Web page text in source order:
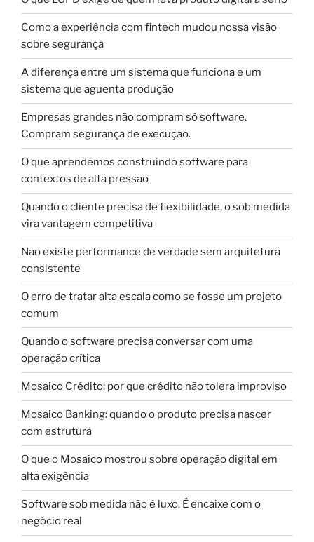
Como a experiência com fintech mudou nossa visão
sobre segurança
A diferença entre um sistema que funciona e um
sistema que aguenta produção
Empresas grandes não compram só software.
Compram segurança de execução.
O que aprendemos construindo software para
contextos de alta pressão
Quando o cliente precisa de flexibilidade, o sob medida
vira vantagem competitiva
Não existe performance de verdade sem arquitetura
consistente
O erro de tratar alta escala como se fosse um projeto
comum
Quando o software precisa conversar com uma
operação crítica
Mosaico Crédito: por que crédito não tolera improviso
Mosaico Banking: quando o produto precisa nascer
com estrutura
O que o Mosaico mostrou sobre operação digital em
alta exigência
Software sob medida não é luxo. É encaixe com o
negócio real